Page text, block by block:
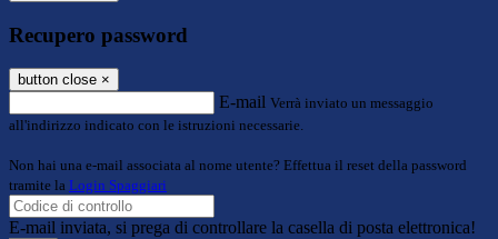
Recupero password
button close ×
E-mail Verrà inviato un messaggio
all'indirizzo indicato con le istruzioni necessarie.
Non hai una e-mail associata al nome utente? Effettua il reset della password
tramite la Login Spaggiari
E-mail inviata, si prega di controllare la casella di posta elettronica!